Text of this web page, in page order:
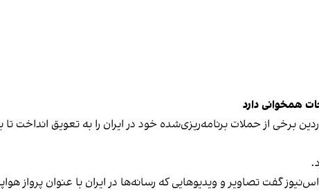
همخوانی دارد
اسرائیلی به شبکه سی‌ان‌ان گفت اسرائیل ۱۴ فروردین برخی از حملات برنامه‌ریزی‌شده خود در
گفت تصاویر و ویدیوهایی که رسانه‌ها در ایران با عنوان پرواز